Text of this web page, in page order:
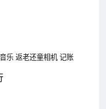
乐 返老还童相机 记账